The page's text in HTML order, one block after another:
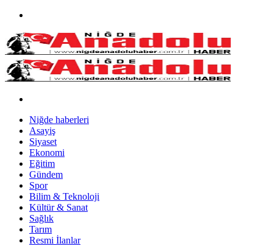
Niğde haberleri
Asayiş
Siyaset
Ekonomi
Eğitim
Gündem
Spor
Bilim & Teknoloji
Kültür & Sanat
Sağlık
Tarım
Resmi İlanlar